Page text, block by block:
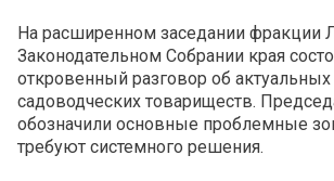
На расширенном заседании
Законодательном Собрании края
откровенный разговор об
садоводческих товариществ.
обозначили основные проблемные
требуют системного решения.